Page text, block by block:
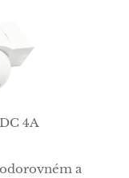
4A
a